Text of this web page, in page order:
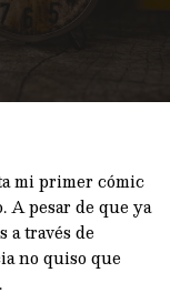
mi primer cómic
A pesar de que ya
a través de
no quiso que